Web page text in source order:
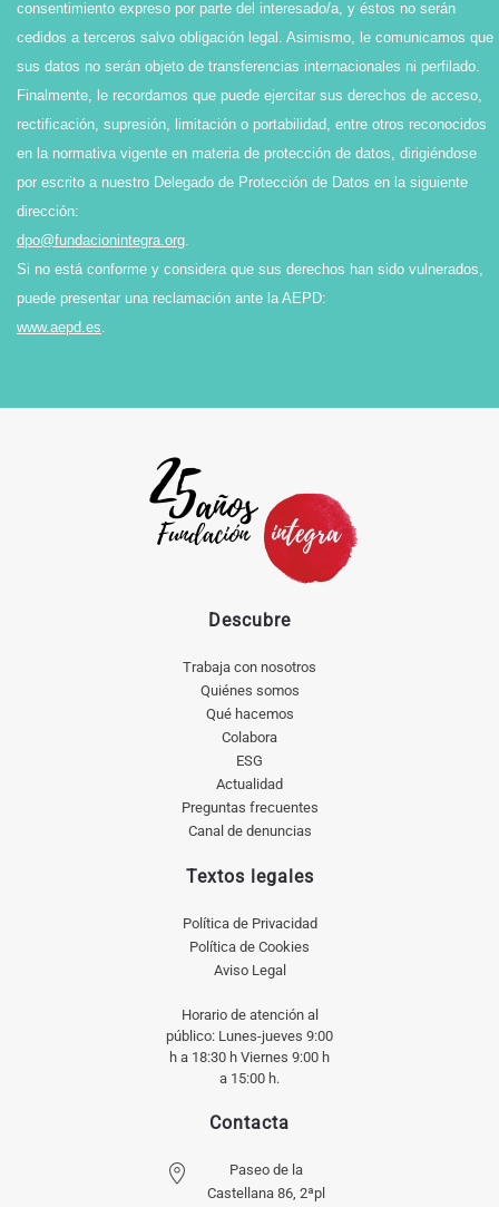
consentimiento expreso por parte del interesado/a, y éstos no serán
cedidos a terceros salvo obligación legal. Asimismo, le comunicamos que
sus datos no serán objeto de transferencias internacionales ni perfilado.
Finalmente, le recordamos que puede ejercitar sus derechos de acceso,
rectificación, supresión, limitación o portabilidad, entre otros reconocidos
en la normativa vigente en materia de protección de datos, dirigiéndose
por escrito a nuestro Delegado de Protección de Datos en la siguiente
dirección:
dpo@fundacionintegra.org.
Si no está conforme y considera que sus derechos han sido vulnerados,
puede presentar una reclamación ante la AEPD:
www.aepd.es.
Descubre
Trabaja con nosotros
Quiénes somos
Qué hacemos
Colabora
ESG
Actualidad
Preguntas frecuentes
Canal de denuncias
Textos legales
Política de Privacidad
Política de Cookies
Aviso Legal
Horario de atención al
público: Lunes-jueves 9:00
h a 18:30 h Viernes 9:00 h
a 15:00 h.
Contacta
Paseo de la
Castellana 86, 2ªpl